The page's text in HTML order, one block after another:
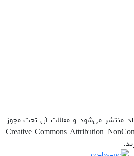
منتشر می‌شود و مقالات آن تحت مجوز
Creative Commons Attribution-